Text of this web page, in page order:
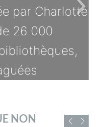
par Charlotte
26 000
NON